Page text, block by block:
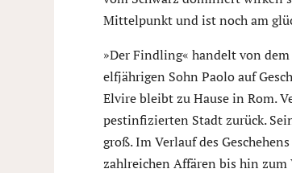
Mittelpunkt und ist noch am
»Der Findling« handelt von
elfjährigen Sohn Paolo auf
Elvire bleibt zu Hause in Rom.
pestinfizierten Stadt zurück.
groß. Im Verlauf des
zahlreichen Affären bis hin zum